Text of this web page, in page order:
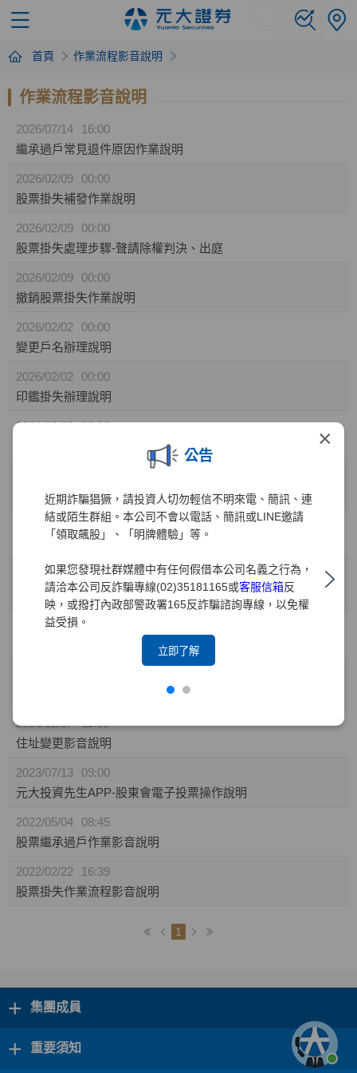
×
公告
近期詐騙猖獗，請投資人切勿輕信不明來電、簡訊、連
結或陌生群組。本公司不會以電話、簡訊或LINE邀請
「領取飆股」、「明牌體驗」等。
如果您發現社群媒體中有任何假借本公司名義之行為，
請洽本公司反詐騙專線(02)35181165或客服信箱反
映，或撥打內政部警政署165反詐騙諮詢專線，以免權
益受損。
立即了解
首頁 作業流程影音說明
作業流程影音說明
2026/07/14
16:00
繼承過戶常見退件原因作業說明
2026/02/09
00:00
股票掛失補發作業說明
2026/02/09
00:00
股票掛失處理步驟-聲請除權判決、出庭
2026/02/09
00:00
撤銷股票掛失作業說明
2026/02/02
00:00
變更戶名辦理說明
2026/02/02
00:00
印鑑掛失辦理說明
2026/02/02 00:00
股票贈與過戶作業說明
2025/01/16 10:26
2024/12/09 14:30
股務代理部交通指南
2024/02/22
14:00
2023/12/27 11:05
住址變更影音說明
2023/07/13
09:00
元大投資先生APP-股東會電子投票操作說明
2022/05/04
08:45
股票繼承過戶作業影音說明
2022/02/22
16:39
股票掛失作業流程影音說明
1
+ 集團成員
+ 重要須知